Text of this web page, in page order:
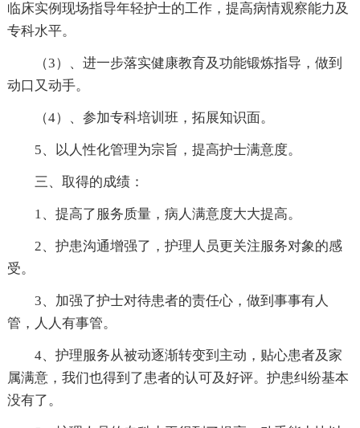
临床实例现场指导年轻护士的工作，提高病情观察能力及
专科水平。
（3）、进一步落实健康教育及功能锻炼指导，做到
动口又动手。
（4）、参加专科培训班，拓展知识面。
5、以人性化管理为宗旨，提高护士满意度。
三、取得的成绩：
1、提高了服务质量，病人满意度大大提高。
2、护患沟通增强了，护理人员更关注服务对象的感
受。
3、加强了护士对待患者的责任心，做到事事有人
管，人人有事管。
4、护理服务从被动逐渐转变到主动，贴心患者及家
属满意，我们也得到了患者的认可及好评。护患纠纷基本
没有了。